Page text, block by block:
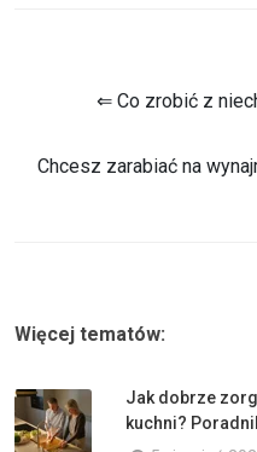
⇐ Co zrobić z
Chcesz zarabiać na
Więcej tematów:
Jak dobrze
kuchni?